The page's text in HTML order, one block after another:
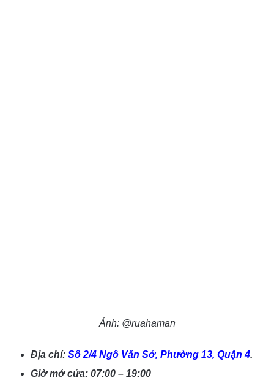
Ảnh: @ruahaman
Địa chỉ: Số 2/4 Ngô Văn Sở, Phường 13, Quận 4.
Giờ mở cửa: 07:00 – 19:00